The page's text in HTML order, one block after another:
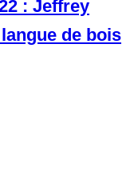
: Jeffrey
de bois